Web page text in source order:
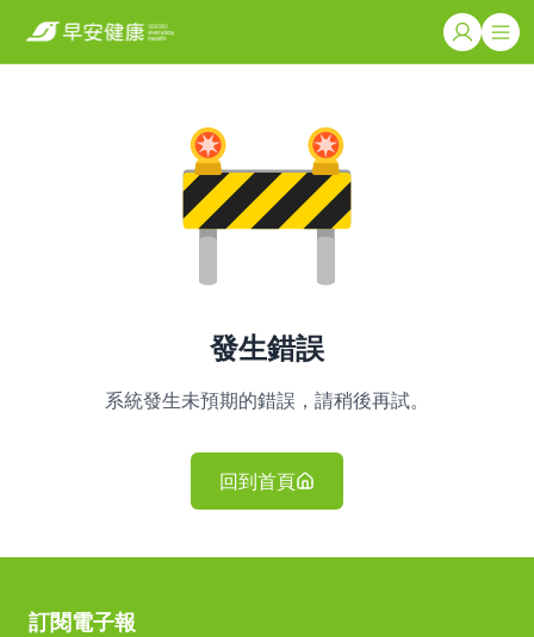
發生錯誤
系統發生未預期的錯誤，請稍後再試。
回到首頁
訂閱電子報